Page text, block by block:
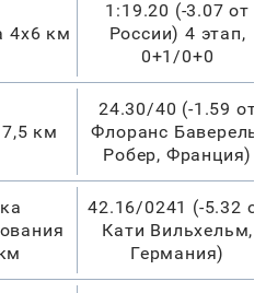
4х6 км
1:19.20 (-3.07 от
России) 4 этап,
0+1/0+0
км
24.30/40 (-1.59 от
Флоранс Баверель-
Робер, Франция)
42.16/0241 (-5.32
Кати Вильхельм,
Германия)